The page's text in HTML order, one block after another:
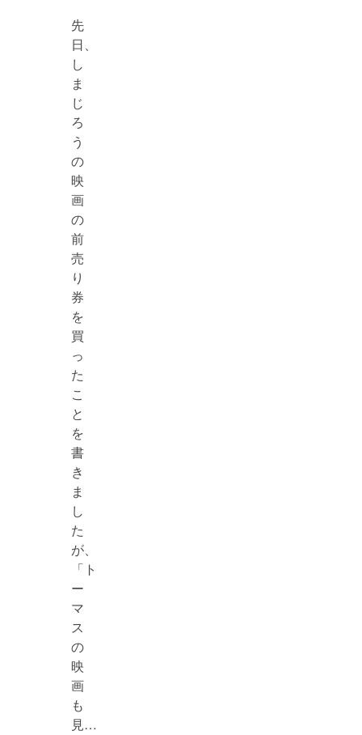
先
日、
し
ま
じ
ろ
う
の
映
画
の
前
売
り
券
を
買
っ
た
こ
と
を
書
き
ま
し
た
が、
「ト
ー
マ
ス
の
映
画
も
見…